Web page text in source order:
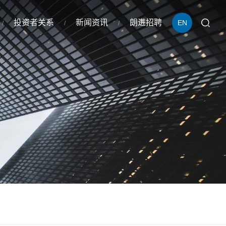
EN
投资者关系 新闻资讯 朗进招聘